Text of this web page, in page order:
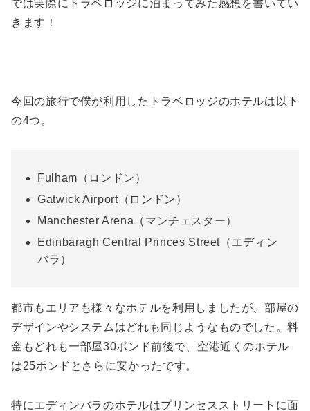
では実際にトラベロッジに泊まってみた感想を書いてい
きます！
今回の旅行で僕が利用したトラベロッジのホテルは以下
の4つ。
Fulham（ロンドン）
Gatwick Airport（ロンドン）
Manchester Arena（マンチェスター）
Edinbaragh Central Princes Street（エディン
バラ）
都市もエリアも様々なホテルを利用しましたが、部屋の
デザインやシステムはどれも同じようなものでした。料
金もどれも一部屋30ポンド前後で、空港近くのホテル
は25ポンドとさらに安かったです。
特にエディンバラのホテルはプリンセスストリートに面